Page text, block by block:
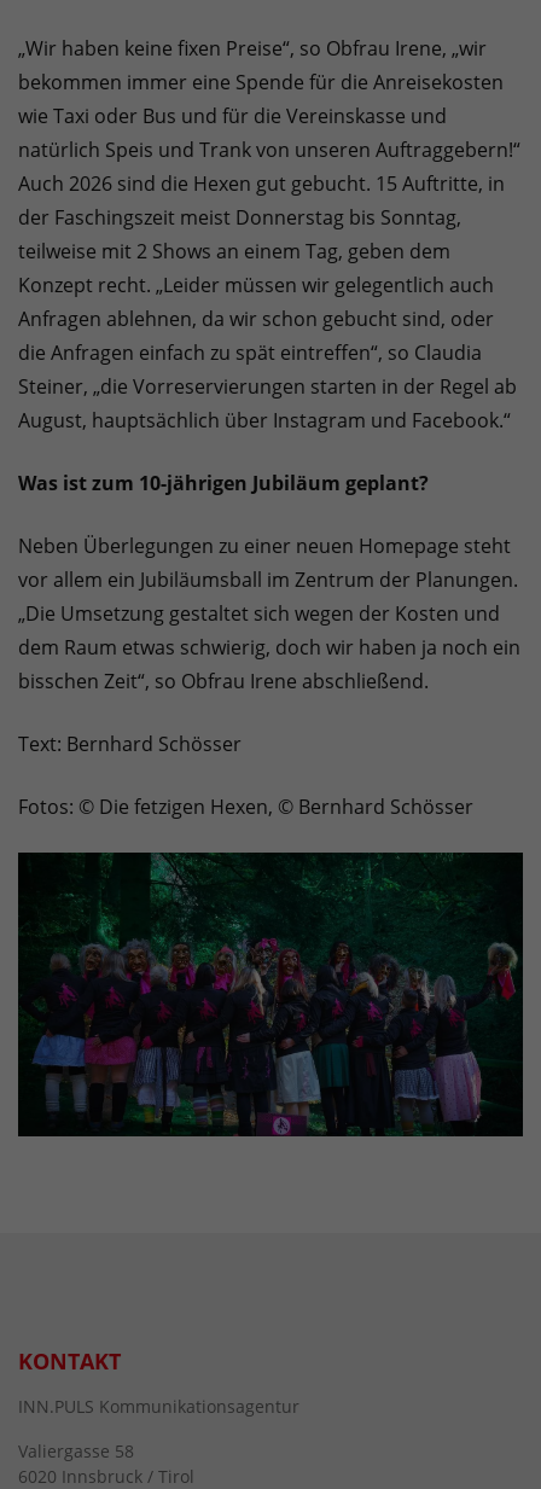
„Wir haben keine fixen Preise“, so Obfrau Irene, „wir
bekommen immer eine Spende für die Anreisekosten
wie Taxi oder Bus und für die Vereinskasse und
natürlich Speis und Trank von unseren Auftraggebern!“
Auch 2026 sind die Hexen gut gebucht. 15 Auftritte, in
der Faschingszeit meist Donnerstag bis Sonntag,
teilweise mit 2 Shows an einem Tag, geben dem
Konzept recht. „Leider müssen wir gelegentlich auch
Anfragen ablehnen, da wir schon gebucht sind, oder
die Anfragen einfach zu spät eintreffen“, so Claudia
Steiner, „die Vorreservierungen starten in der Regel ab
August, hauptsächlich über Instagram und Facebook.“
Was ist zum 10-jährigen Jubiläum geplant?
Neben Überlegungen zu einer neuen Homepage steht
vor allem ein Jubiläumsball im Zentrum der Planungen.
„Die Umsetzung gestaltet sich wegen der Kosten und
dem Raum etwas schwierig, doch wir haben ja noch ein
bisschen Zeit“, so Obfrau Irene abschließend.
Text: Bernhard Schösser
Fotos: © Die fetzigen Hexen, © Bernhard Schösser
KONTAKT
INN.PULS Kommunikationsagentur
Valiergasse 58
6020 Innsbruck / Tirol